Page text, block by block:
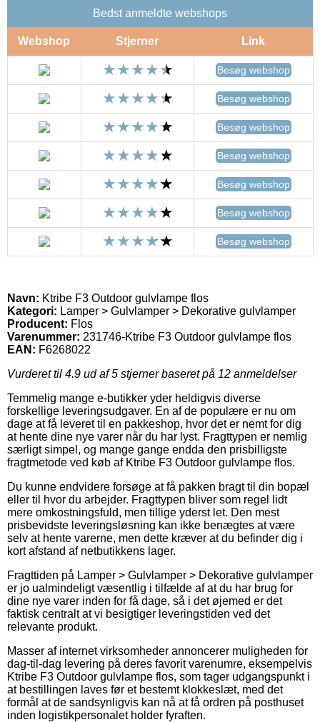
Bedst anmeldte webshops
Webshop Stjerner Link
Besøg webshop
Besøg webshop
Besøg webshop
Besøg webshop
Besøg webshop
Besøg webshop
Besøg webshop
Navn: Ktribe F3 Outdoor gulvlampe flos
Kategori: Lamper > Gulvlamper > Dekorative gulvlamper
Producent: Flos
Varenummer: 231746-Ktribe F3 Outdoor gulvlampe flos
EAN: F6268022
Vurderet til 4.9 ud af 5 stjerner baseret på 12 anmeldelser
Temmelig mange e-butikker yder heldigvis diverse
forskellige leveringsudgaver. En af de populære er nu om
dage at få leveret til en pakkeshop, hvor det er nemt for dig
at hente dine nye varer når du har lyst. Fragttypen er nemlig
særligt simpel, og mange gange endda den prisbilligste
fragtmetode ved køb af Ktribe F3 Outdoor gulvlampe flos.
Du kunne endvidere forsøge at få pakken bragt til din bopæl
eller til hvor du arbejder. Fragttypen bliver som regel lidt
mere omkostningsfuld, men tillige yderst let. Den mest
prisbevidste leveringsløsning kan ikke benægtes at være
selv at hente varerne, men dette kræver at du befinder dig i
kort afstand af netbutikkens lager.
Fragttiden på Lamper > Gulvlamper > Dekorative gulvlamper
er jo ualmindeligt væsentlig i tilfælde af at du har brug for
dine nye varer inden for få dage, så i det øjemed er det
faktisk centralt at vi besigtiger leveringstiden ved det
relevante produkt.
Masser af internet virksomheder annoncerer muligheden for
dag-til-dag levering på deres favorit varenumre, eksempelvis
Ktribe F3 Outdoor gulvlampe flos, som tager udgangspunkt i
at bestillingen laves før et bestemt klokkeslæt, med det
formål at de sandsynligvis kan nå at få ordren på posthuset
inden logistikpersonalet holder fyraften.